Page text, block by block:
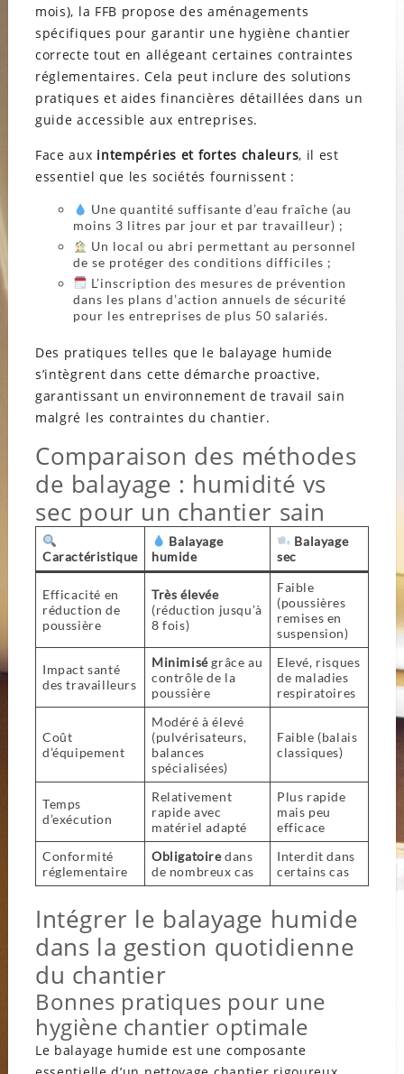
mois), la FFB propose des aménagements
spécifiques pour garantir une hygiène chantier
correcte tout en allégeant certaines contraintes
réglementaires. Cela peut inclure des solutions
pratiques et aides financières détaillées dans un
guide accessible aux entreprises.
Face aux intempéries et fortes chaleurs, il est
essentiel que les sociétés fournissent :
Une quantité suffisante d’eau fraîche (au
moins 3 litres par jour et par travailleur) ;
Un local ou abri permettant au personnel
de se protéger des conditions difficiles ;
L’inscription des mesures de prévention
dans les plans d’action annuels de sécurité
pour les entreprises de plus 50 salariés.
Des pratiques telles que le balayage humide
s’intègrent dans cette démarche proactive,
garantissant un environnement de travail sain
malgré les contraintes du chantier.
Comparaison des méthodes
de balayage : humidité vs
sec pour un chantier sain
Caractéristique
Balayage
humide
Balayage
sec
Efficacité en
réduction de
poussière
Très élevée
(réduction jusqu’à
8 fois)
Faible
(poussières
remises en
suspension)
Impact santé
des travailleurs
Minimiségrâce au
contrôle de la
poussière
Elevé, risques
de maladies
respiratoires
Coût
d’équipement
Modéré à élevé
(pulvérisateurs,
balances
spécialisées)
Faible (balais
classiques)
Temps
d’exécution
Relativement
rapide avec
matériel adapté
Plus rapide
mais peu
efficace
Conformité
réglementaire
Obligatoiredans
de nombreux cas
Interdit dans
certains cas
Intégrer le balayage humide
dans la gestion quotidienne
du chantier
Bonnes pratiques pour une
hygiène chantier optimale
Le balayage humide est une composante